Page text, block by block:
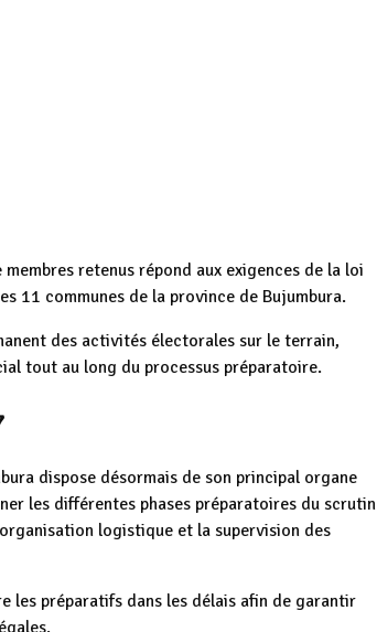
retenus répond aux exigences de la loi
11 communes de la province de Bujumbura.
des activités électorales sur le terrain,
tout au long du processus préparatoire.
dispose désormais de son principal organe
les différentes phases préparatoires du scrutin
logistique et la supervision des
les préparatifs dans les délais afin de garantir